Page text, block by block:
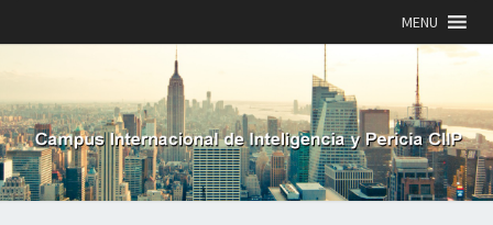
MENU